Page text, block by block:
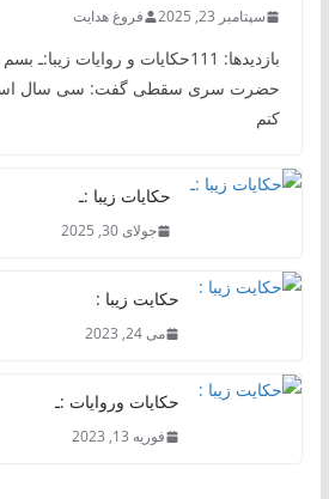
سپتامبر 23, 2025 فروغ هدایت
بازدیدها: 111حکایات و روایات
حضرت سری سقطی گفت: سی سال
کنم
حکایات زیبا :ـ
جولای 30, 2025
حکایت زیبا :
می 24, 2023
حکایات وروایات :ـ
فوریه 13, 2023